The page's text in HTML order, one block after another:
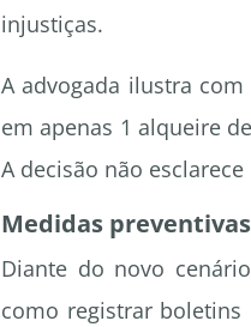
injustiças.
A advogada ilustra
em apenas 1 alqueire
A decisão não
Medidas
Diante do novo
como registrar